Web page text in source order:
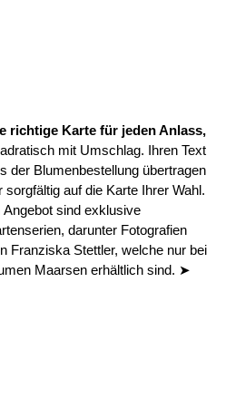
richtige Karte für jeden Anlass,
mit Umschlag. Ihren Text
der Blumenbestellung übertragen
sorgfältig auf die Karte Ihrer Wahl.
Angebot sind exklusive
darunter Fotografien
Franziska Stettler, welche nur bei
Maarsen erhältlich sind. ➤